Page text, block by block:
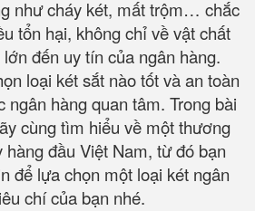
như cháy két, mất trộm… chắc
tổn hại, không chỉ về vật chất
đến uy tín của ngân hàng.
loại két sắt nào tốt và an toàn
ngân hàng quan tâm. Trong bài
cùng tìm hiểu về một thương
hàng đầu Việt Nam, từ đó bạn
để lựa chọn một loại két ngân
chí của bạn nhé.